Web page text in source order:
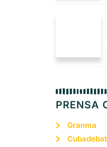
PRENSA
Granma